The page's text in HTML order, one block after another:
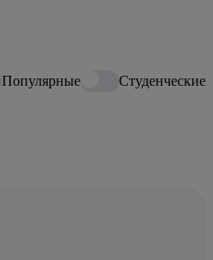
Популярные Студенческие